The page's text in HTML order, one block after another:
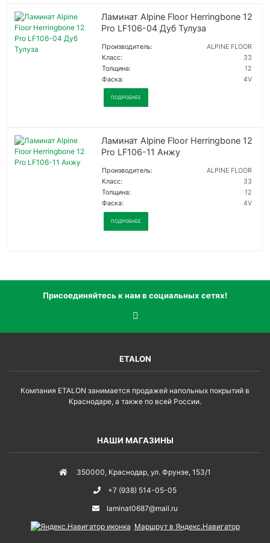
Ламинат Alpine Floor Herringbone 12
Pro LF106-04 Дуб Тулуза
Производитель:
ALPINE FLOOR
Класс:
33
Толщина:
12
Фаска:
4V
ПОДРОБНЕЕ
Ламинат Alpine Floor Herringbone 12
Pro LF106-11 Анжу
Производитель:
ALPINE FLOOR
Класс:
33
Толщина:
12
Фаска:
4V
ПОДРОБНЕЕ
Присоединяйтесь к нам в социальных сетях!
ETALON
Компания ETALON занимается продажей напольных покрытий в
Краснодаре, а также по всей России.
НАШИ МАГАЗИНЫ
350000, Краснодар, ул. Фрунзе, 153/1
+7 (938) 514-05-05
laminat0687@mail.ru
Маршрут в Яндекс.Навигатор